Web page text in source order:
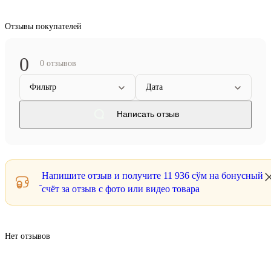
Отзывы покупателей
0 0 отзывов
Фильтр Дата
Написать отзыв
Напишите отзыв и получите 11 936 сўм на бонусный
счёт за отзыв с фото или видео товара
Нет отзывов